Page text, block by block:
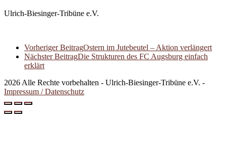
Ulrich-Biesinger-Tribüne e.V.
Vorheriger BeitragOstern im Jutebeutel – Aktion verlängert
Nächster BeitragDie Strukturen des FC Augsburg einfach
erklärt
2026 Alle Rechte vorbehalten - Ulrich-Biesinger-Tribüne e.V. -
Impressum / Datenschutz